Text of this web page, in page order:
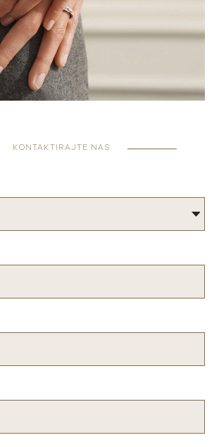
KONTAKTIRAJTE NAS